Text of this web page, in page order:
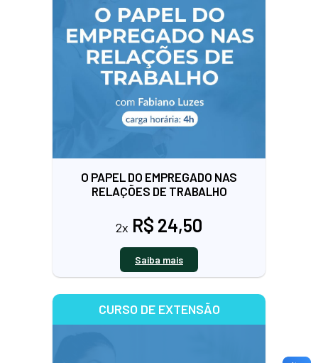
O PAPEL DO EMPREGADO NAS
RELAÇÕES DE TRABALHO
2x R$ 24,50
Saiba mais
CURSO DE EXTENSÃO